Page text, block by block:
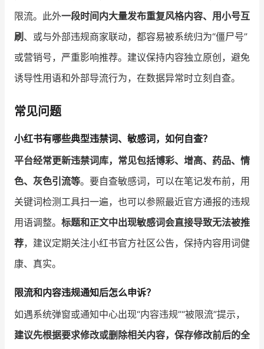
限流。此外一段时间内大量发布重复风格内容、用小号互
刷 、或与外部违规商家联动，都容易被系统归为“僵尸号”
或营销号，严重影响推荐。建议保持内容独立原创，避免
诱导性用语和外部导流行为，在数据异常时立刻自查。
常见问题
小红书有哪些典型违禁词、敏感词，如何自查？
平台经常更新违禁词库，常见包括博彩、增高、药品、情
色、灰色引流等。要自查敏感词，可以在笔记发布前，用
关键词检测工具扫一遍，也可以参照最近官方通报的违规
用语调整。 标题和正文中出现敏感词会直接导致无法被推
荐，建议定期关注小红书官方社区公告，保持内容用词健
康、真实。
限流和内容违规通知后怎么申诉？
如遇系统弹窗或通知中心出现“内容违规”“被限流”提示，
建议先根据要求修改或删除相关内容，保存修改前后的全